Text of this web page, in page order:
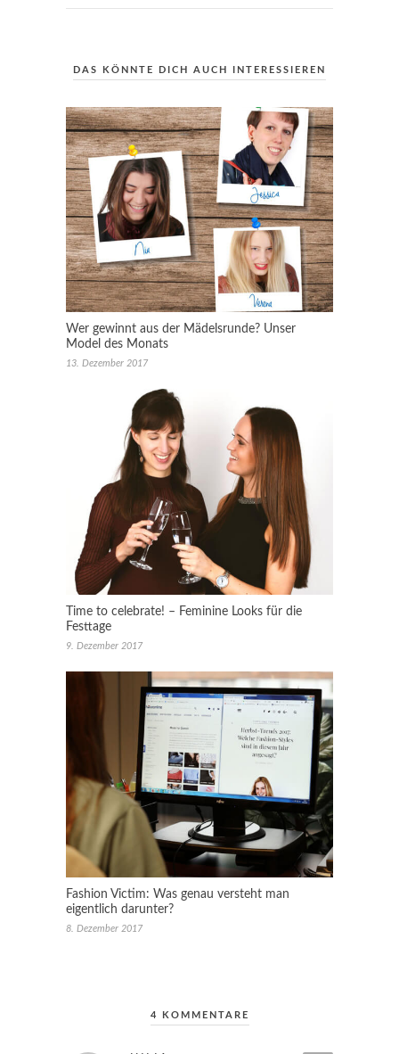
DAS KÖNNTE DICH AUCH INTERESSIEREN
Wer gewinnt aus der Mädelsrunde? Unser
Model des Monats
13. Dezember 2017
Time to celebrate! – Feminine Looks für die
Festtage
9. Dezember 2017
Fashion Victim: Was genau versteht man
eigentlich darunter?
8. Dezember 2017
4 KOMMENTARE